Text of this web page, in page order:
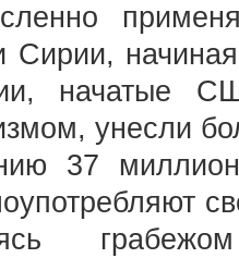
Сирии,
начатые
унесли
37